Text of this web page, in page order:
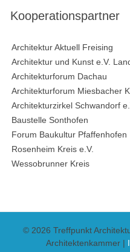
Kooperationspartner
Architektur Aktuell Freising
Architektur und Kunst e.V.
Architekturforum Dachau
Architekturforum Miesbacher
Architekturzirkel Schwandorf
Baustelle Sonthofen
Forum Baukultur Pfaffenhofen
Rosenheim Kreis e.V.
Wessobrunner Kreis
© 2026 Treffpunkt
Architektenkammer |